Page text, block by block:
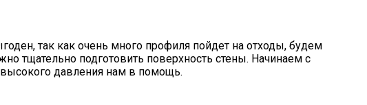
так как очень много профиля пойдет на отходы, будем
тщательно подготовить поверхность стены. Начинаем с
давления нам в помощь.